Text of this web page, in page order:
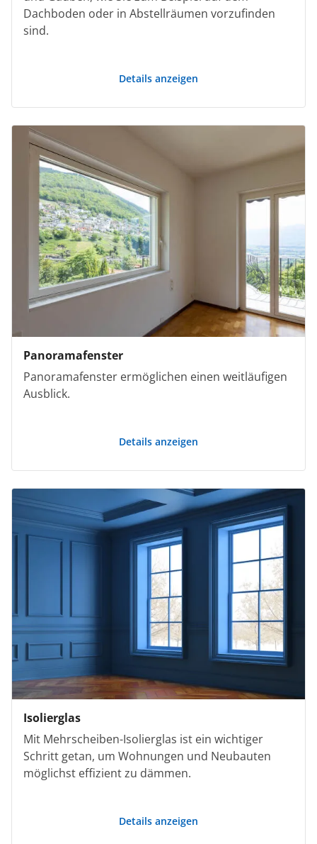
Dachboden oder in Abstellräumen vorzufinden
sind.
Details anzeigen
Panoramafenster
Panoramafenster ermöglichen einen weitläufigen
Ausblick.
Details anzeigen
Isolierglas
Mit Mehrscheiben-Isolierglas ist ein wichtiger
Schritt getan, um Wohnungen und Neubauten
möglichst effizient zu dämmen.
Details anzeigen